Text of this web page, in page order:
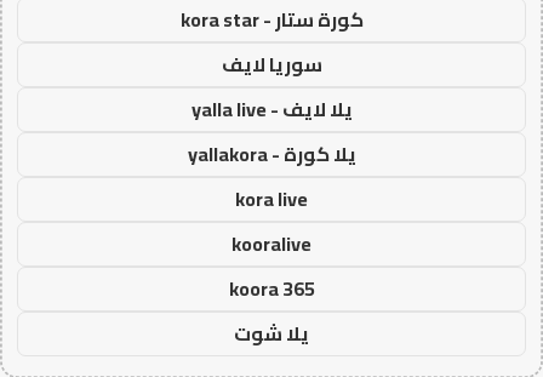
كورة ستار - kora star
سوريا لايف
يلا لايف - yalla live
يلا كورة - yallakora
kora live
kooralive
koora 365
يلا شوت